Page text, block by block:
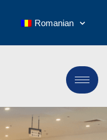
Romanian